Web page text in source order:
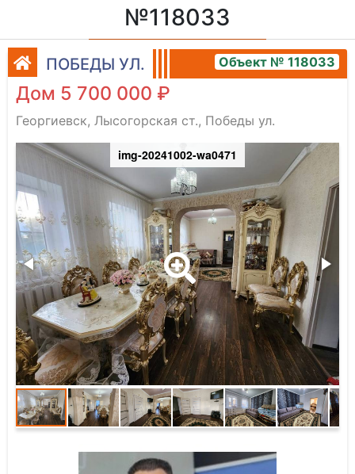
№118033
ПОБЕДЫ УЛ. Объект № 118033
Дом 5 700 000 ₽
Георгиевск, Лысогорская ст., Победы ул.
img-20241002-wa0471